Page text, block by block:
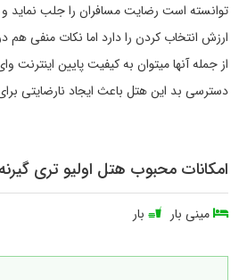
توانسته است رضایت مسافران را جلب نماید و
ارزش انتخاب کردن را دارد اما نکات منفی هم
از جمله آنها میتوان به کیفیت پایین اینترنت
دسترسی بد این هتل باعث ایجاد نارضایتی
امکانات محبوب هتل اولیو تری
مینی بار بار